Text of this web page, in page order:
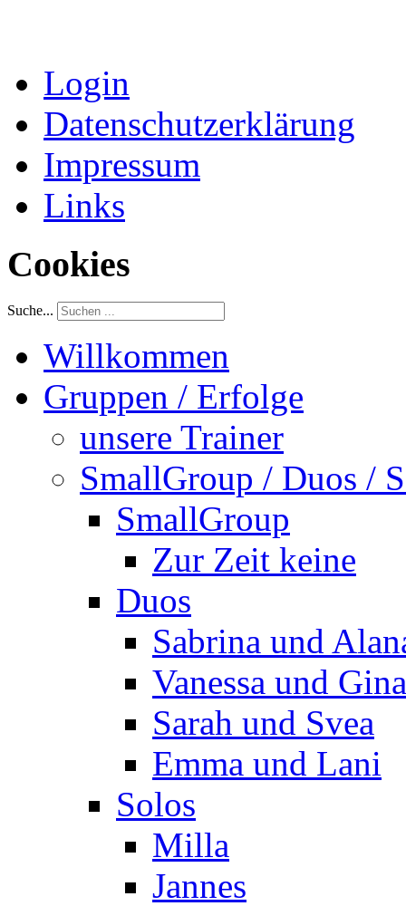
Login
Datenschutzerklärung
Impressum
Links
Cookies
Suche...
Willkommen
Gruppen / Erfolge
unsere Trainer
SmallGroup / Duos /
SmallGroup
Zur Zeit keine
Duos
Sabrina und
Vanessa und Gina
Sarah und Svea
Emma und Lani
Solos
Milla
Jannes